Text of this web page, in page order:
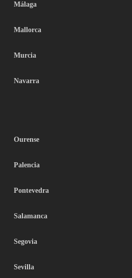
Málaga
Mallorca
Murcia
Navarra
Ourense
Palencia
Pontevedra
Salamanca
Segovia
Sevilla